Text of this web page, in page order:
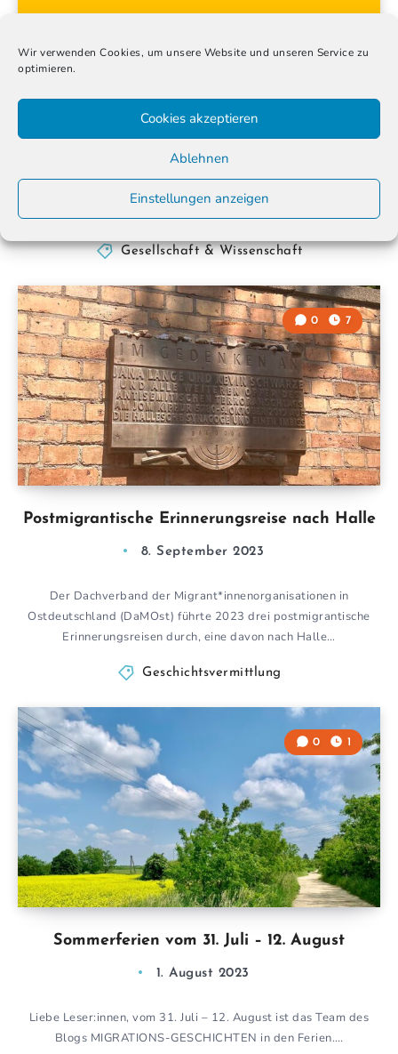
Wir verwenden Cookies, um unsere Website und unseren Service zu
optimieren.
Cookies akzeptieren
Ablehnen
Einstellungen anzeigen
DOMINANZGESELLSCHAFT
wurde in den 1990er Jahren von der Psychologin und
Sozialarbeiterin Birgit…
Gesellschaft & Wissenschaft
Postmigrantische Erinnerungsreise nach Halle
0 7
8. September 2023
Der Dachverband der Migrant*innenorganisationen in
Ostdeutschland (DaMOst) führte 2023 drei postmigrantische
Erinnerungsreisen durch, eine davon nach Halle…
Geschichtsvermittlung
Sommerferien vom 31. Juli – 12. August
0 1
1. August 2023
Liebe Leser:innen, vom 31. Juli – 12. August ist das Team des
Blogs MIGRATIONS-GESCHICHTEN in den Ferien….